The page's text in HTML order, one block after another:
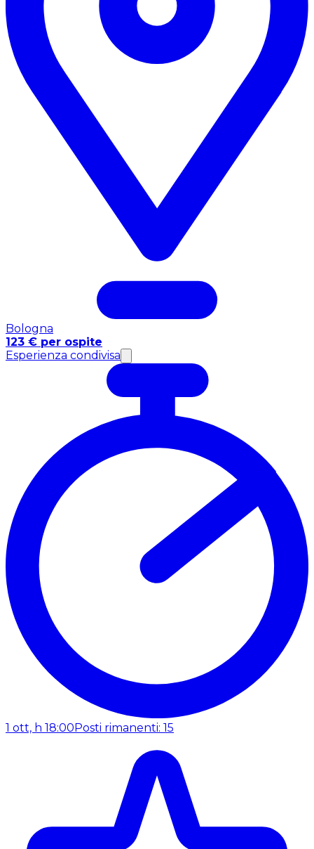
Bologna
123 € per ospite
Esperienza condivisa
1 ott, h 18:00Posti rimanenti: 15